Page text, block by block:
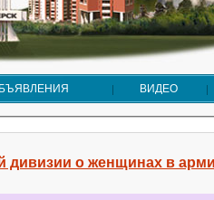
ВИДЕО
дивизии о женщинах в